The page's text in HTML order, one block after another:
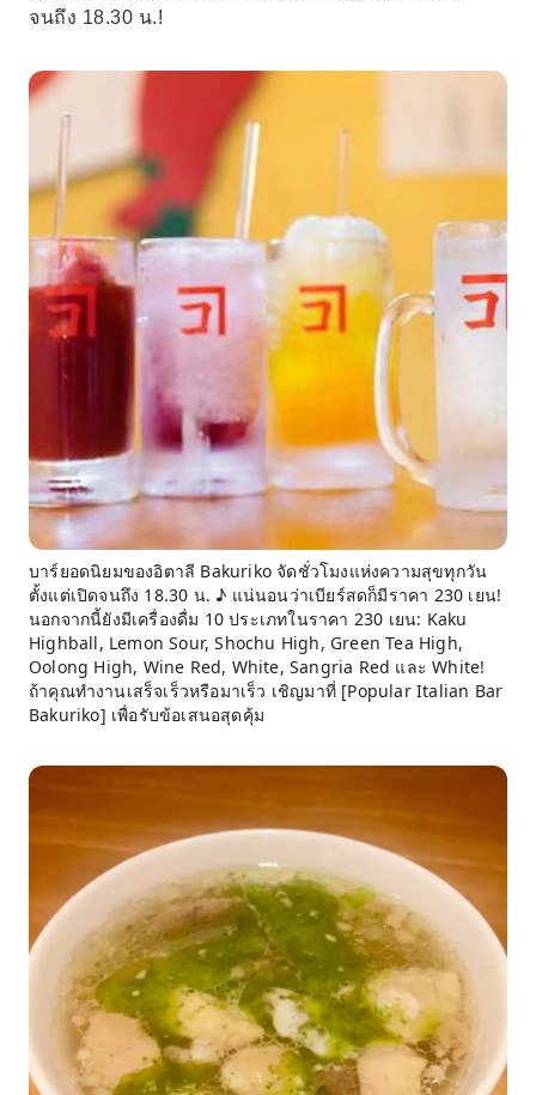
จนถึง 18.30 น.!
บาร์ยอดนิยมของอิตาลี Bakuriko จัดชั่วโมงแห่งความสุขทุกวัน
ตั้งแต่เปิดจนถึง 18.30 น. ♪ แน่นอนว่าเบียร์สดก็มีราคา 230 เยน!
นอกจากนี้ยังมีเครื่องดื่ม 10 ประเภทในราคา 230 เยน: Kaku
Highball, Lemon Sour, Shochu High, Green Tea High,
Oolong High, Wine Red, White, Sangria Red และ White!
ถ้าคุณทำงานเสร็จเร็วหรือมาเร็ว เชิญมาที่ [Popular Italian Bar
Bakuriko] เพื่อรับข้อเสนอสุดคุ้ม